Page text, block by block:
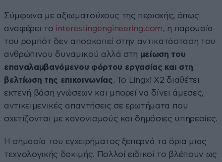
Σύμφωνα με αξιωματούχους της περιοχής, όπως
αναφέρει το interestingengineering.com, η παρουσία
του ρομπότ δεν αποσκοπεί στην αντικατάσταση του
ανθρώπινου δυναμικού αλλά στη μείωση του
επαναλαμβανόμενου φόρτου εργασίας και στη
βελτίωση της επικοινωνίας. Το Lingxi X2 διαθέτει
εκτενή βάση γνώσεων και μπορεί να δίνει άμεσες,
αντικειμενικές απαντήσεις σε ερωτήματα που
σχετίζονται με κανονισμούς και δημόσιες υπηρεσίες.
Η σημασία του εγχειρήματος ξεπερνά τα όρια μιας
τεχνολογικής δοκιμής. Πολλοί ειδικοί το βλέπουν ως